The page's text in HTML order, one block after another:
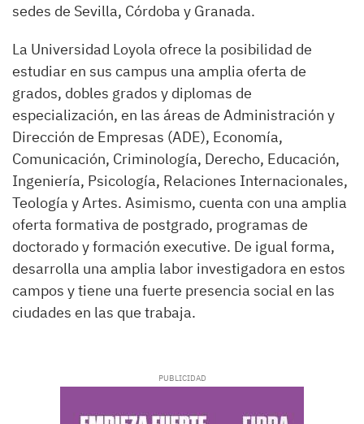
sedes de Sevilla, Córdoba y Granada.
La Universidad Loyola ofrece la posibilidad de
estudiar en sus campus una amplia oferta de
grados, dobles grados y diplomas de
especialización, en las áreas de Administración y
Dirección de Empresas (ADE), Economía,
Comunicación, Criminología, Derecho, Educación,
Ingeniería, Psicología, Relaciones Internacionales,
Teología y Artes. Asimismo, cuenta con una amplia
oferta formativa de postgrado, programas de
doctorado y formación executive. De igual forma,
desarrolla una amplia labor investigadora en estos
campos y tiene una fuerte presencia social en las
ciudades en las que trabaja.